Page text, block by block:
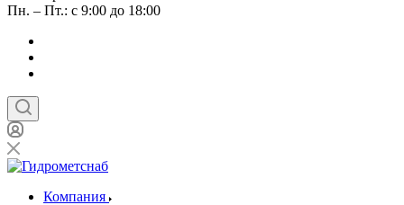
Пн. – Пт.: с 9:00 до 18:00
Компания